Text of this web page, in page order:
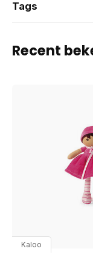
Tags
Recent
Kaloo